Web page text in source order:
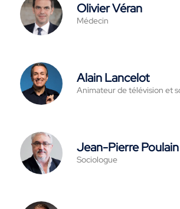
Olivier Véran
Médecin
Alain Lancelot
Animateur de télévision et
Jean-Pierre Poulain
Sociologue